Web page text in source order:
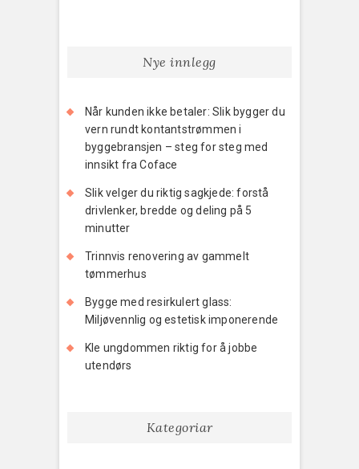
Nye innlegg
Når kunden ikke betaler: Slik bygger du
vern rundt kontantstrømmen i
byggebransjen – steg for steg med
innsikt fra Coface
Slik velger du riktig sagkjede: forstå
drivlenker, bredde og deling på 5
minutter
Trinnvis renovering av gammelt
tømmerhus
Bygge med resirkulert glass:
Miljøvennlig og estetisk imponerende
Kle ungdommen riktig for å jobbe
utendørs
Kategoriar